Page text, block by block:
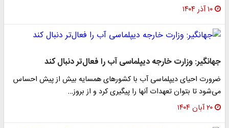
۱۰ آذر ۱۴۰۴
جهانگیر: وزارت خارجه دیپلماسی آب را فعال‌تر دنبال کند
ضرورت احیای دیپلماسی آب با کشورهای همسایه بیش از پیش احساس
می‌شود تا بتوان تعهدات آنها را پیگیری کرد و از بروز…
۲۰ آبان ۱۴۰۴